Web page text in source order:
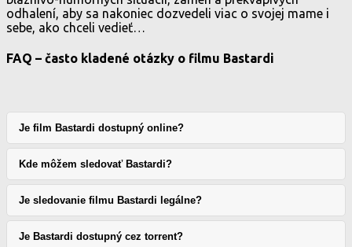
odhalení, aby sa nakoniec dozvedeli viac o svojej mame i
sebe, ako chceli vedieť…
FAQ – často kladené otázky o filmu Bastardi
Je film Bastardi dostupný online?
Kde môžem sledovať Bastardi?
Je sledovanie filmu Bastardi legálne?
Je Bastardi dostupný cez torrent?